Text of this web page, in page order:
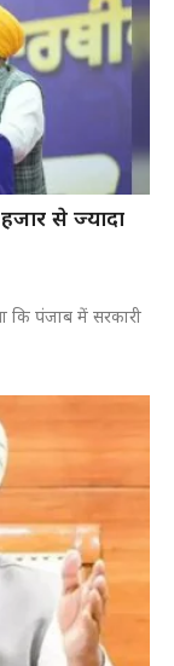
से ज्यादा
कि पंजाब में सरकारी